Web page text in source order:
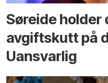
Søreide holder
avgiftskutt på
Uansvarlig